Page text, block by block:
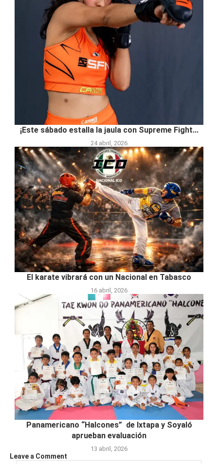
¡Este sábado estalla la jaula con Supreme Fight...
24 abril, 2026
El karate vibrará con un Nacional en Tabasco
16 abril, 2026
Panamericano “Halcones” de Ixtapa y Soyaló
aprueban evaluación
13 abril, 2026
Leave a Comment